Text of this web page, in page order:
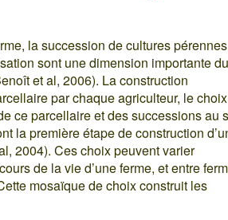
la succession de cultures
sont une dimension importante du
et al, 2006). La construction
par chaque agriculteur, le
ce parcellaire et des successions au
la première étape de construction
2004). Ces choix peuvent varier
de la vie d’une ferme, et entre
mosaïque de choix construit les